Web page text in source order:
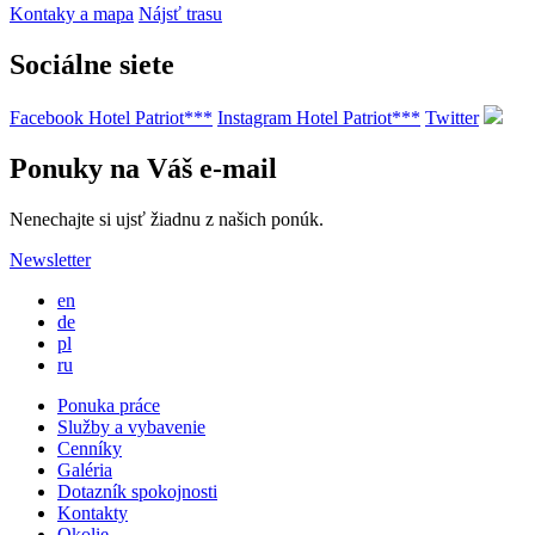
Kontaky a mapa Nájsť trasu
Sociálne siete
Facebook Hotel Patriot*** Instagram Hotel Patriot*** Twitter
Ponuky na Váš e-mail
Nenechajte si ujsť žiadnu z našich ponúk.
Newsletter
en
de
pl
ru
Ponuka práce
Služby a vybavenie
Cenníky
Galéria
Dotazník spokojnosti
Kontakty